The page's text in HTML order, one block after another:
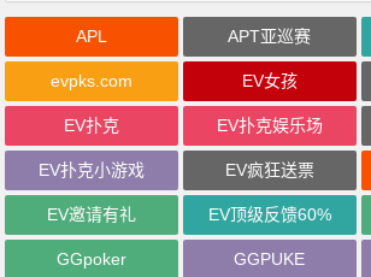
APL APT亚巡赛
evpks.com EV女孩
EV扑克 EV扑克娱乐场
EV扑克小游戏 EV疯狂送票
EV邀请有礼 EV顶级反馈60%
GGpoker GGPUKE